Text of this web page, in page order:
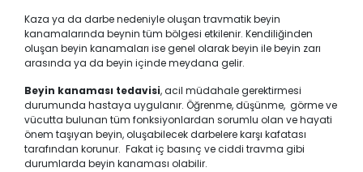
Kaza ya da darbe nedeniyle oluşan travmatik beyin
kanamalarında beynin tüm bölgesi etkilenir. Kendiliğinden
oluşan beyin kanamaları ise genel olarak beyin ile beyin zarı
arasında ya da beyin içinde meydana gelir.
Beyin kanaması tedavisi, acil müdahale gerektirmesi
durumunda hastaya uygulanır. Öğrenme, düşünme, görme ve
vücutta bulunan tüm fonksiyonlardan sorumlu olan ve hayati
önem taşıyan beyin, oluşabilecek darbelere karşı kafatası
tarafından korunur. Fakat iç basınç ve ciddi travma gibi
durumlarda beyin kanaması olabilir.